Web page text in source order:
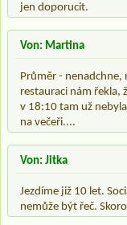
jen doporucit.
Von: Martina
Průměr - nenadchne,
restauraci nám řekla,
v 18:10 tam už
na večeři....
Von: Jitka
Jezdíme již 10 let.
nemůže být řeč.